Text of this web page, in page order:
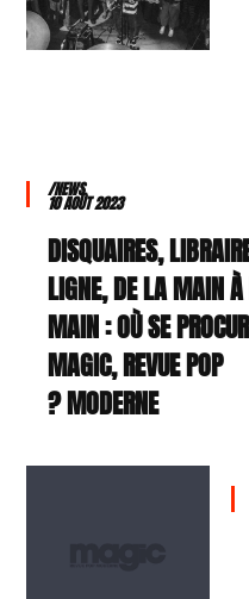
/NEWS
10 AOÛT 2023
DISQUAIRES,
LIGNE, DE LA MAIN
MAIN : OÙ SE
MAGIC, REVUE POP
MODERNE ?